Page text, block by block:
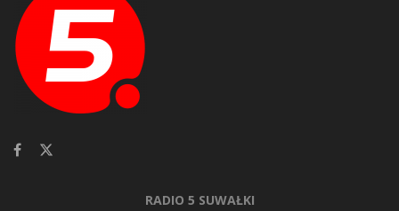
RADIO 5 SUWAŁKI